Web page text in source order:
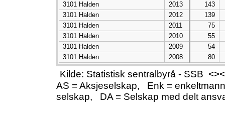
3101 Halden
2013
143
3101 Halden
2012
139
3101 Halden
2011
75
3101 Halden
2010
55
3101 Halden
2009
54
3101 Halden
2008 80
Kilde: Statistisk sentralbyrå - SSB
AS = Aksjeselskap, Enk =
selskap, DA = Selskap med delt